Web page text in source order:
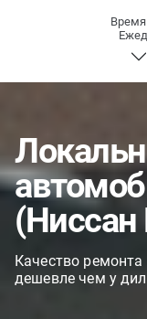
Время
Качество
дешевле чем у